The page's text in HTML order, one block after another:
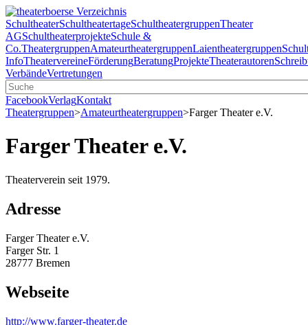
SchultheaterSchultheatertageSchultheatergruppenTheater
AGSchultheaterprojekteSchule &
Co.TheatergruppenAmateurtheatergruppenLaientheatergruppen
InfoTheatervereineFörderungBeratungProjekteTheaterautoren
VerbändeVertretungen
FacebookVerlagKontakt
Theatergruppen>Amateurtheatergruppen>Farger Theater e.V.
Farger Theater e.V.
Theaterverein seit 1979.
Adresse
Farger Theater e.V.
Farger Str. 1
28777 Bremen
Webseite
http://www.farger-theater.de